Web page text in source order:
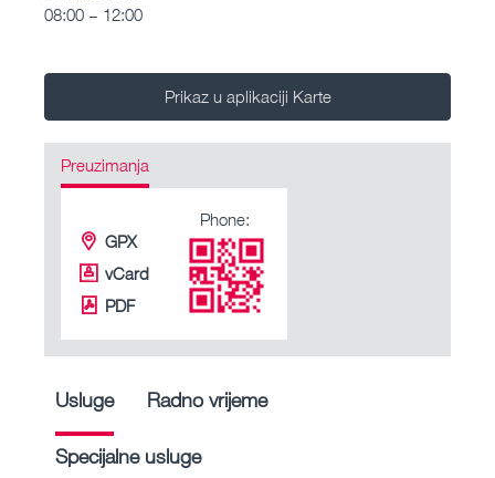
08:00 – 12:00
Prikaz u aplikaciji Karte
Preuzimanja
GPX
vCard
PDF
Phone:
Usluge Radno vrijeme
Specijalne usluge